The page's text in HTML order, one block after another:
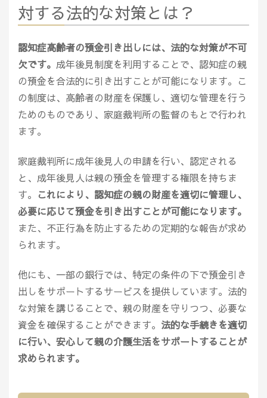
対する法的な対策とは？
認知症高齢者の預金引き出しには、法的な対策が不可
欠です。 成年後見制度を利用することで、認知症の親
の預金を合法的に引き出すことが可能になります。こ
の制度は、高齢者の財産を保護し、適切な管理を行う
ためのものであり、家庭裁判所の監督のもとで行われ
ます。
家庭裁判所に成年後見人の申請を行い、認定される
と、成年後見人は親の預金を管理する権限を持ちま
す。 これにより、認知症の親の財産を適切に管理し、
必要に応じて預金を引き出すことが可能になります。
また、不正行為を防止するための定期的な報告が求め
られます。
他にも、一部の銀行では、特定の条件の下で預金引き
出しをサポートするサービスを提供しています。法的
な対策を講じることで、親の財産を守りつつ、必要な
資金を確保することができます。 法的な手続きを適切
に行い、安心して親の介護生活をサポートすることが
求められます。